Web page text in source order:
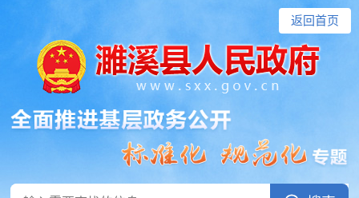
返回首页